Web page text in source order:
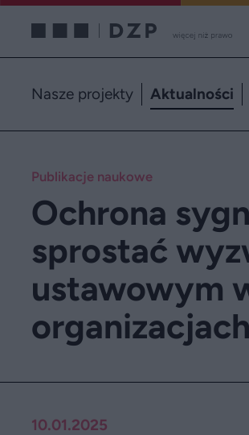
Nasze projekty Aktualności
Publikacje naukowe
Ochrona
sprostać
ustawowym
10.01.2025